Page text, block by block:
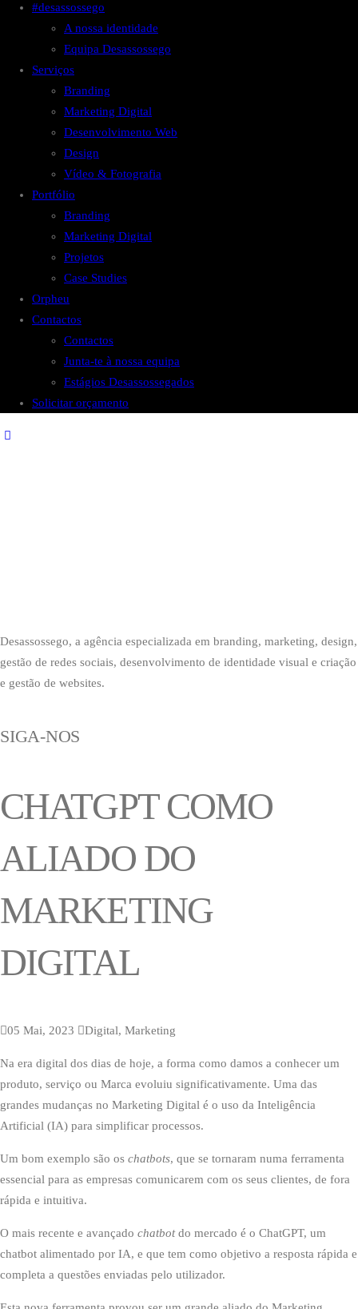
#desassossego
A nossa identidade
Equipa Desassossego
Serviços
Branding
Marketing Digital
Desenvolvimento Web
Design
Vídeo & Fotografia
Portfólio
Branding
Marketing Digital
Projetos
Case Studies
Orpheu
Contactos
Contactos
Junta-te à nossa equipa
Estágios Desassossegados
Solicitar orçamento
Desassossego, a agência especializada em branding, marketing, design,
gestão de redes sociais, desenvolvimento de identidade visual e criação
e gestão de websites.
SIGA-NOS
CHATGPT COMO
ALIADO DO
MARKETING
DIGITAL
05 Mai, 2023 Digital, Marketing
Na era digital dos dias de hoje, a forma como damos a conhecer um
produto, serviço ou Marca evoluiu significativamente. Uma das
grandes mudanças no Marketing Digital é o uso da Inteligência
Artificial (IA) para simplificar processos.
Um bom exemplo são os chatbots, que se tornaram numa ferramenta
essencial para as empresas comunicarem com os seus clientes, de fora
rápida e intuitiva.
O mais recente e avançado chatbotdo mercado é o ChatGPT, um
chatbot alimentado por IA, e que tem como objetivo a resposta rápida e
completa a questões enviadas pelo utilizador.